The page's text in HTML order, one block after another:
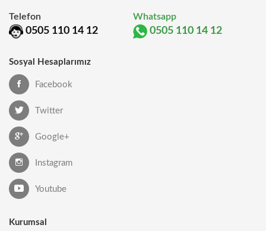
Telefon
0505 110 14 12
Whatsapp
0505 110 14 12
Sosyal Hesaplarımız
Facebook
Twitter
Google+
Instagram
Youtube
Kurumsal